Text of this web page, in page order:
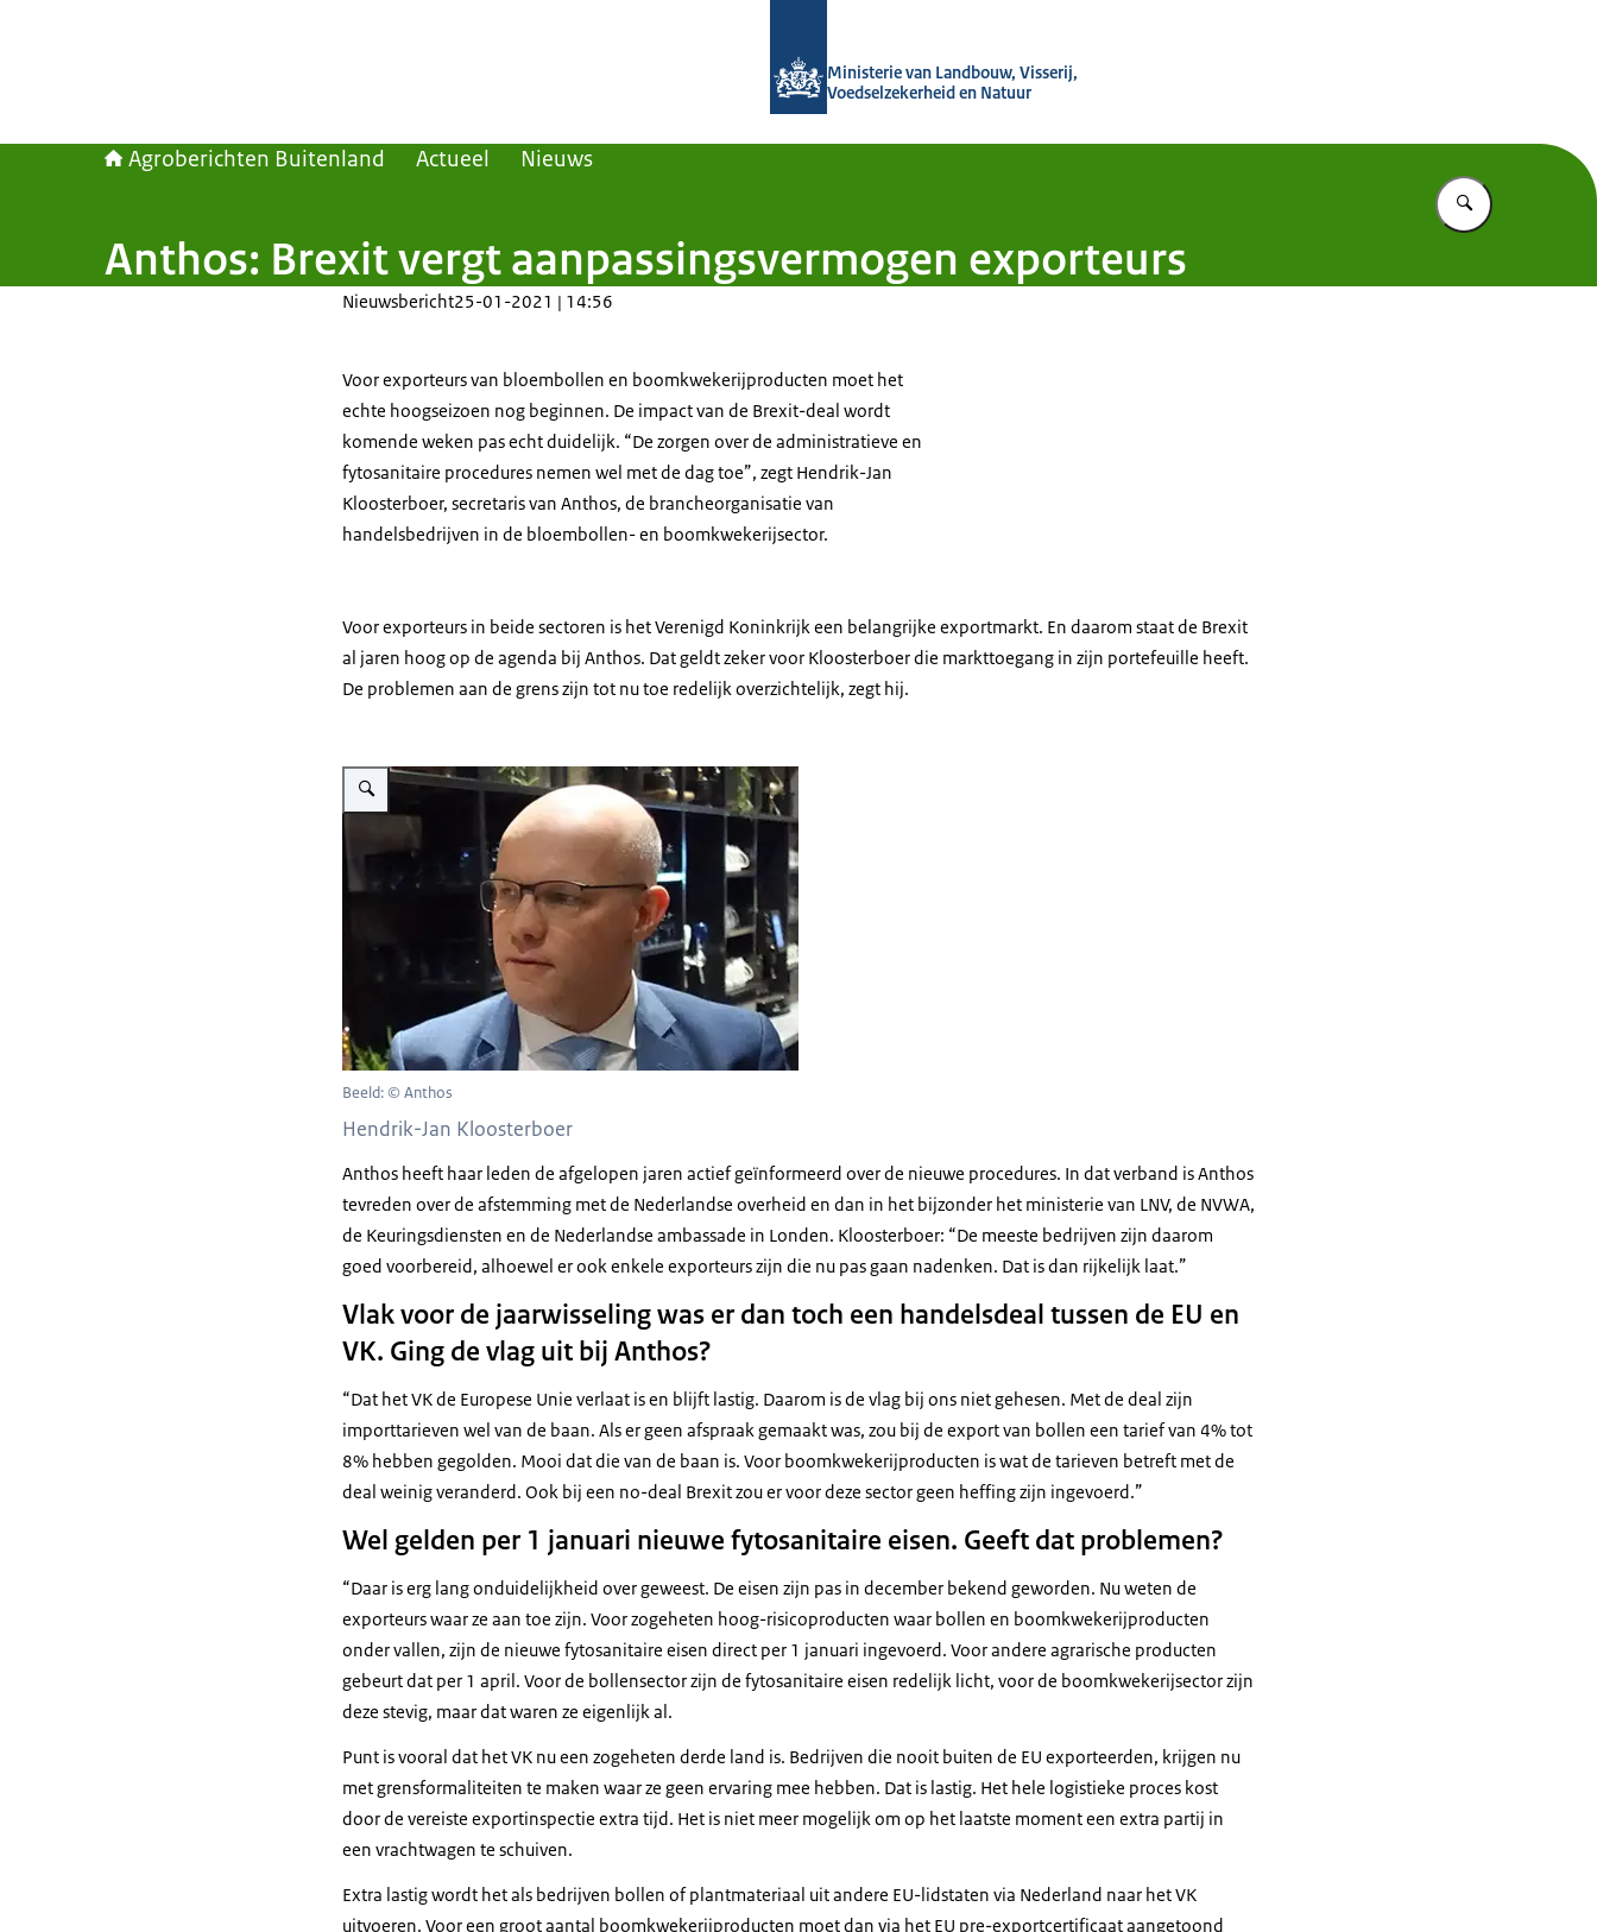
Ministerie van Landbouw, Visserij,
Voedselzekerheid en Natuur
Agroberichten Buitenland Actueel Nieuws
Vul in wat u
Anthos: Brexit vergt aanpassingsvermogen exporteurs
Nieuwsbericht25-01-2021 | 14:56
Voor exporteurs van bloembollen en boomkwekerijproducten moet het
echte hoogseizoen nog beginnen. De impact van de Brexit-deal wordt
komende weken pas echt duidelijk. “De zorgen over de administratieve en
fytosanitaire procedures nemen wel met de dag toe”, zegt Hendrik-Jan
Kloosterboer, secretaris van Anthos, de brancheorganisatie van
handelsbedrijven in de bloembollen- en boomkwekerijsector.
Voor exporteurs in beide sectoren is het Verenigd Koninkrijk een belangrijke exportmarkt. En daarom staat de Brexit
al jaren hoog op de agenda bij Anthos. Dat geldt zeker voor Kloosterboer die markttoegang in zijn portefeuille heeft.
De problemen aan de grens zijn tot nu toe redelijk overzichtelijk, zegt hij.
Vergroot afbeelding Hendrik-Jan Kloosterboer
Beeld: © Anthos
Hendrik-Jan Kloosterboer
Anthos heeft haar leden de afgelopen jaren actief geïnformeerd over de nieuwe procedures. In dat verband is Anthos
tevreden over de afstemming met de Nederlandse overheid en dan in het bijzonder het ministerie van LNV, de NVWA,
de Keuringsdiensten en de Nederlandse ambassade in Londen. Kloosterboer: “De meeste bedrijven zijn daarom
goed voorbereid, alhoewel er ook enkele exporteurs zijn die nu pas gaan nadenken. Dat is dan rijkelijk laat.”
Vlak voor de jaarwisseling was er dan toch een handelsdeal tussen de EU en
VK. Ging de vlag uit bij Anthos?
“Dat het VK de Europese Unie verlaat is en blijft lastig. Daarom is de vlag bij ons niet gehesen. Met de deal zijn
importtarieven wel van de baan. Als er geen afspraak gemaakt was, zou bij de export van bollen een tarief van 4% tot
8% hebben gegolden. Mooi dat die van de baan is. Voor boomkwekerijproducten is wat de tarieven betreft met de
deal weinig veranderd. Ook bij een no-deal Brexit zou er voor deze sector geen heffing zijn ingevoerd.”
Wel gelden per 1 januari nieuwe fytosanitaire eisen. Geeft dat problemen?
“Daar is erg lang onduidelijkheid over geweest. De eisen zijn pas in december bekend geworden. Nu weten de
exporteurs waar ze aan toe zijn. Voor zogeheten hoog-risicoproducten waar bollen en boomkwekerijproducten
onder vallen, zijn de nieuwe fytosanitaire eisen direct per 1 januari ingevoerd. Voor andere agrarische producten
gebeurt dat per 1 april. Voor de bollensector zijn de fytosanitaire eisen redelijk licht, voor de boomkwekerijsector zijn
deze stevig, maar dat waren ze eigenlijk al.
Punt is vooral dat het VK nu een zogeheten derde land is. Bedrijven die nooit buiten de EU exporteerden, krijgen nu
met grensformaliteiten te maken waar ze geen ervaring mee hebben. Dat is lastig. Het hele logistieke proces kost
door de vereiste exportinspectie extra tijd. Het is niet meer mogelijk om op het laatste moment een extra partij in
een vrachtwagen te schuiven.
Extra lastig wordt het als bedrijven bollen of plantmateriaal uit andere EU-lidstaten via Nederland naar het VK
uitvoeren. Voor een groot aantal boomkwekerijproducten moet dan via het EU pre-exportcertificaat aangetoond